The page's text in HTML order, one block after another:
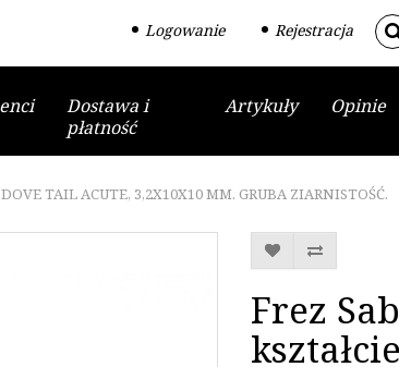
Logowanie Rejestracja
Dostawa i
płatność
Artykuły Opinie
TAIL ACUTE, 3,2X10X10 MM. GRUBA ZIARNISTOŚĆ.
Frez